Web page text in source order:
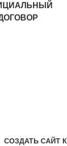
СОЗДАТЬ САЙТ